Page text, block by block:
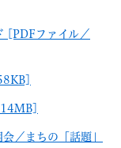
[PDFファイル／
／まちの「話題」